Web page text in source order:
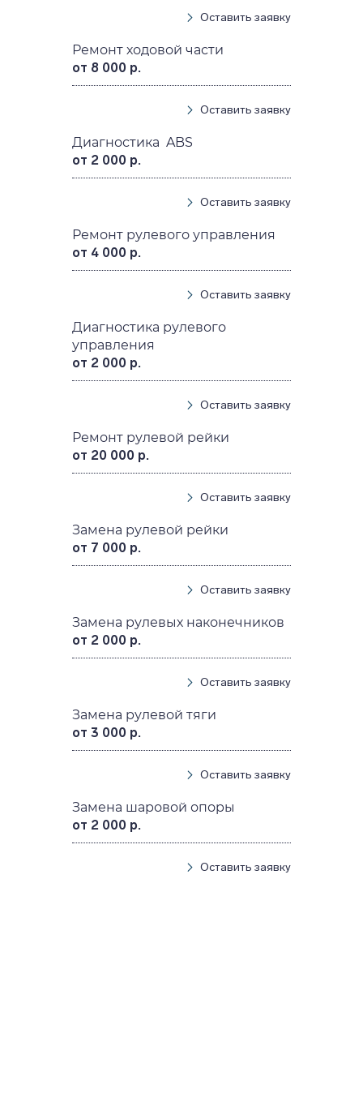
Оставить заявку
Ремонт ходовой части
от 8 000 р.
Оставить заявку
Диагностика ABS
от 2 000 р.
Оставить заявку
Ремонт рулевого управления
от 4 000 р.
Оставить заявку
Диагностика рулевого
управления
от 2 000 р.
Оставить заявку
Ремонт рулевой рейки
от 20 000 р.
Оставить заявку
Замена рулевой рейки
от 7 000 р.
Оставить заявку
Замена рулевых наконечников
от 2 000 р.
Оставить заявку
Замена рулевой тяги
от 3 000 р.
Оставить заявку
Замена шаровой опоры
от 2 000 р.
Оставить заявку